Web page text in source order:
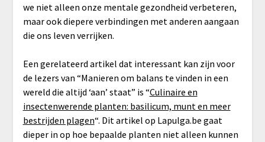
we niet alleen onze mentale gezondheid verbeteren,
maar ook diepere verbindingen met anderen aangaan
die ons leven verrijken.
Een gerelateerd artikel dat interessant kan zijn voor
de lezers van “Manieren om balans te vinden in een
wereld die altijd ‘aan’ staat” is “Culinaire en
insectenwerende planten: basilicum, munt en meer
bestrijden plagen“. Dit artikel op Lapulga.be gaat
dieper in op hoe bepaalde planten niet alleen kunnen